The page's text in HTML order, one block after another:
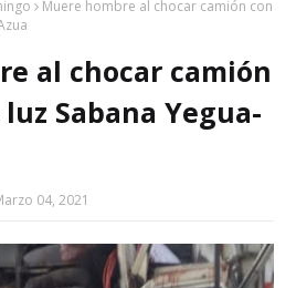
Muere hombre al chocar camión con
al chocar camión
Sabana Yegua-
04, 2021